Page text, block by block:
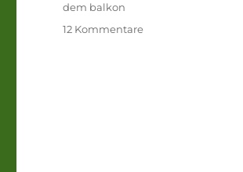
dem balkon
12 Kommentarezu